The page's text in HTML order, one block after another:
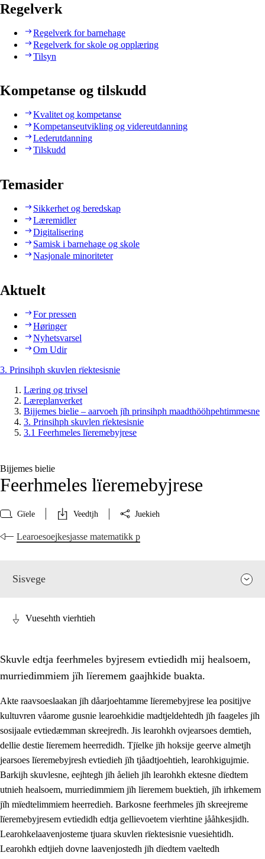
Regelverk
Regelverk for barnehage
Regelverk for skole og opplæring
Tilsyn
Kompetanse og tilskudd
Kvalitet og kompetanse
Kompetanseutvikling og videreutdanning
Lederutdanning
Tilskudd
Temasider
Sikkerhet og beredskap
Læremidler
Digitalisering
Samisk i barnehage og skole
Nasjonale minoriteter
Aktuelt
For pressen
Høringer
Nyhetsvarsel
Om Udir
3. Prinsihph skuvlen rïektesisnie
Læring og trivsel
Læreplanverket
Bijjemes bielie – aarvoeh jïh prinsihph maadthööhpehtimmesne
3. Prinsihph skuvlen rïektesisnie
3.1 Feerhmeles lïeremebyjrese
Bijjemes bielie
Feerhmeles lïeremebyjrese
Gïele Veedtjh Juekieh
Learoesoejkesjasse matematikk p
Sisvege
3. Prinsihph skuvlen rïektesisnie
3.1 Feerhmeles lïeremebyjrese
3.2 Ööhpehtimmie jïh sjïehtedamme lïerehtimmie
Vuesehth vierhtieh
Skuvle edtja feerhmeles byjresem evtiedidh mij healsoem,
murriedimmiem jïh lïeremem gaajhkide buakta.
Akte raavsoeslaakan jïh dåarjoehtamme lïeremebyjrese lea positijve
kultuvren våarome gusnie learoehkidie madtjeldehtedh jïh faageles jïh
sosijaale evtiedæmman skreejredh. Jis learohkh ovjearsoes demtieh,
dellie destie lïeremem heerredidh. Tjïelke jïh hoksije geerve almetjh
jearsoes lïeremebyjresh evtiedieh jïh tjåadtjoehtieh, learohkigujmie.
Barkijh skuvlesne, eejhtegh jïh åelieh jïh learohkh ektesne dïedtem
utnieh healsoem, murriedimmiem jïh lïeremem buektieh, jïh irhkemem
jïh mïedtelimmiem heerredieh. Barkosne feerhmeles jïh skreejreme
lïeremebyjresem evtiedidh edtja gellievoetem vierhtine jååhkesjidh.
Learohkelaavenjosteme tjuara skuvlen rïektesisnie vuesiehtidh.
Learohkh edtjieh dovne laavenjostedh jïh dïedtem vaeltedh